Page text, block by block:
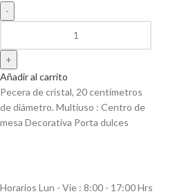
Añadir al carrito
Pecera de cristal, 20 centímetros
de diámetro. Multiuso : Centro de
mesa Decorativa Porta dulces
Horarios Lun - Vie : 8:00 - 17:00 Hrs